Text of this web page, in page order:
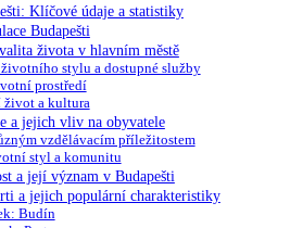
Klíčové údaje a statistiky
Budapešti
života v hlavním městě
stylu a dostupné služby
prostředí
a kultura
a jejich vliv na obyvatele
vzdělávacím příležitostem
styl a komunitu
a její význam v Budapešti
a jejich populární charakteristiky
Budín